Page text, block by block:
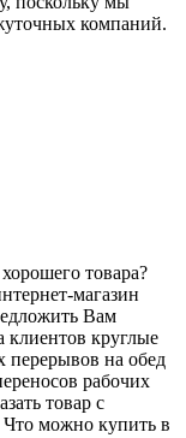
компаний.
товара?
магазин
Вам
клиентов круглые
перерывов на обед
рабочих
товар с
Что можно купить в